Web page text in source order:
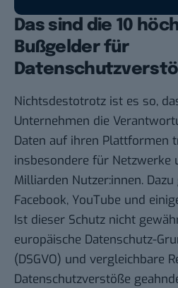
Das sind die 10
Bußgelder für
Nichtsdestotrotz ist es so,
Unternehmen die
Daten auf ihren Plattformen
insbesondere für
Milliarden Nutzer:innen.
Facebook, YouTube und
Ist dieser Schutz nicht
europäische Datenschutz-
(DSGVO) und vergleichbare
Datenschutzverstöße